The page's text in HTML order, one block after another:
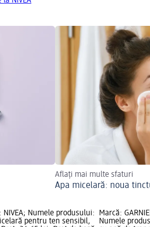
Aflați mai multe sfaturi
Apa micelară: noua
NIVEA; Numele produsului:
pentru ten sensibil,
Marcă:
Numele